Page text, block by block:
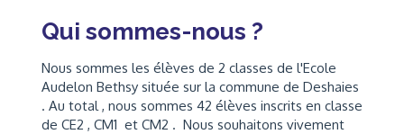
Qui sommes-nous ?
Nous sommes les élèves de 2 classes de l'Ecole
Audelon Bethsy située sur la commune de Deshaies
. Au total , nous sommes 42 élèves inscrits en classe
de CE2 , CM1 et CM2 . Nous souhaitons vivement